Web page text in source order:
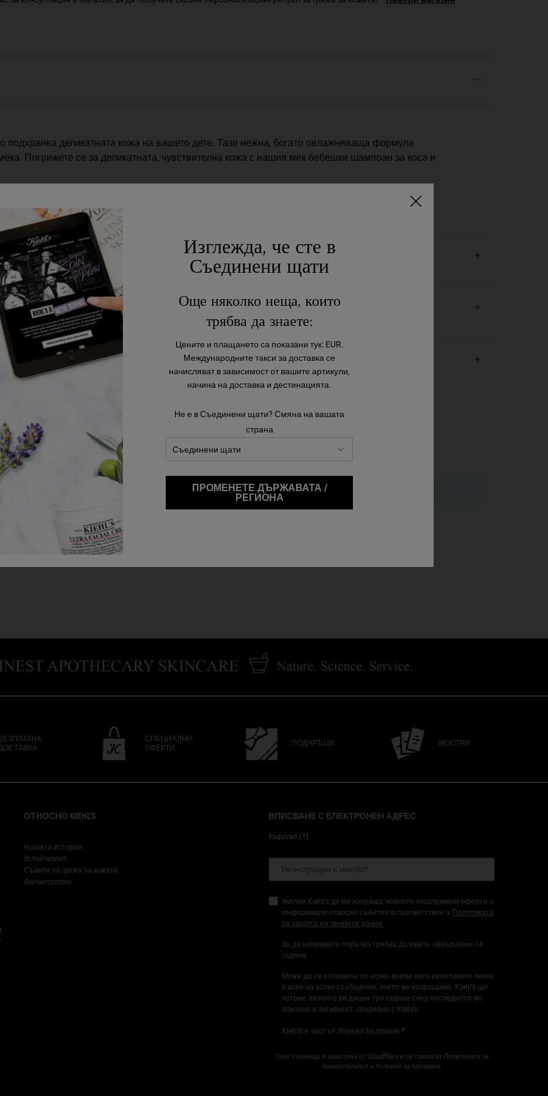
деликатната кожа на вашето дете. Тази нежна, богато овлажняваща формула
Погрижете се за деликатната, чувствителна кожа с нашия мек бебешки шампоан за коса и
който ще напише отзив за този продукт
СПЕЦИАЛНИ
ОФЕРТИ
ПОДАРЪЦИ МОСТРИ
ОТНОСНО KIEHL'S
Нашата история
Устойчивост
Съвети за грижа за кожата
Филантропия
ВПИСВАНЕ С ЕЛЕКТРОНЕН АДРЕС
Required (*)
Регистрация с имейл*
Желая Kiehl's да ми изпраща новости, ексклузивни оферти и
информация относно събития в съответствие а Политиката
за защита на личните данни.
За да направите поръчка трябва да имате навършени 14
години.
Може да се отпишете по всяко време като използвате линка
в края на всяко съобщение, което ви изпращаме. Kiehl’s ще
изтрие личните ви данни три години след последното ви
влизане и активност, свързани с Kiehl’s.
Kiehl’s е част от Лореал България.*
Тази страница е защитена от Cloudflare и се прилагат Политиката за
поверителност и Условия за ползване.
Изглежда, че сте в
Съединени щати
Още няколко неща, които
трябва да знаете:
Цените и плащането са показани тук: EUR.
Международните такси за доставка се
начисляват в зависимост от вашите артикули,
начина на доставка и дестинацията.
Не е в Съединени щати? Смяна на вашата
страна
ПРОМЕНЕТЕ ДЪРЖАВАТА /
РЕГИОНА